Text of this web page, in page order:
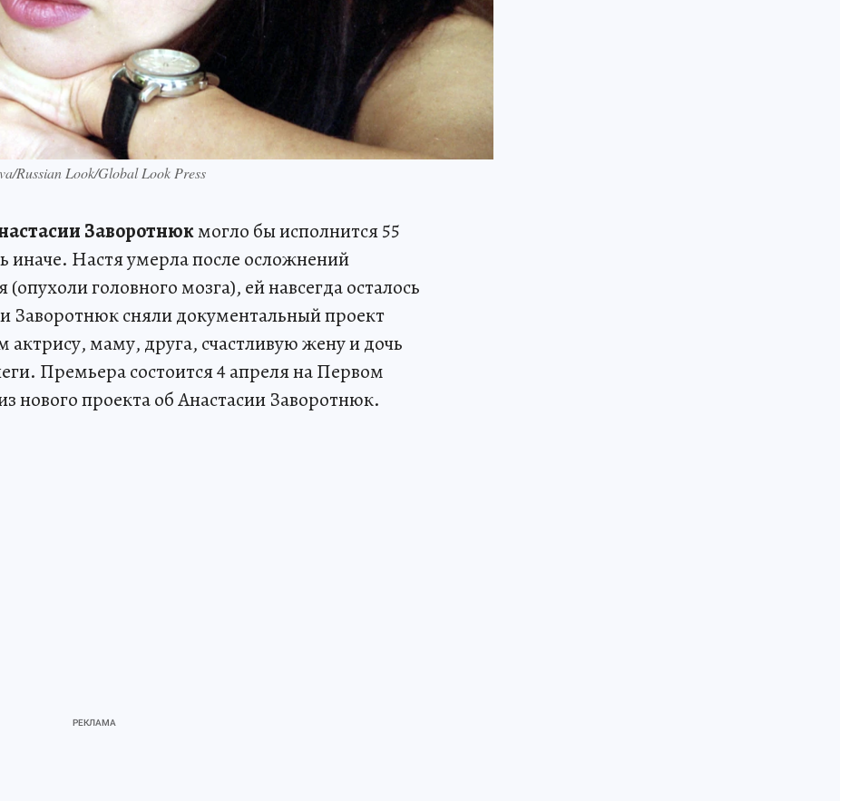
Russian Look/Global Look Press
Заворотнюкмогло бы исполнится 55
иначе. Настя умерла после осложнений
головного мозга), ей навсегда осталось
Заворотнюк сняли документальный проект
актрису, маму, друга, счастливую жену и дочь
Премьера состоится 4 апреля на Первом
нового проекта об Анастасии Заворотнюк.